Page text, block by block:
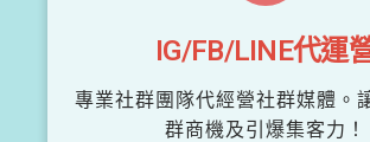
IG/FB/LINE代運
專業社群團隊代經營社群媒體。
群商機及引爆集客力！